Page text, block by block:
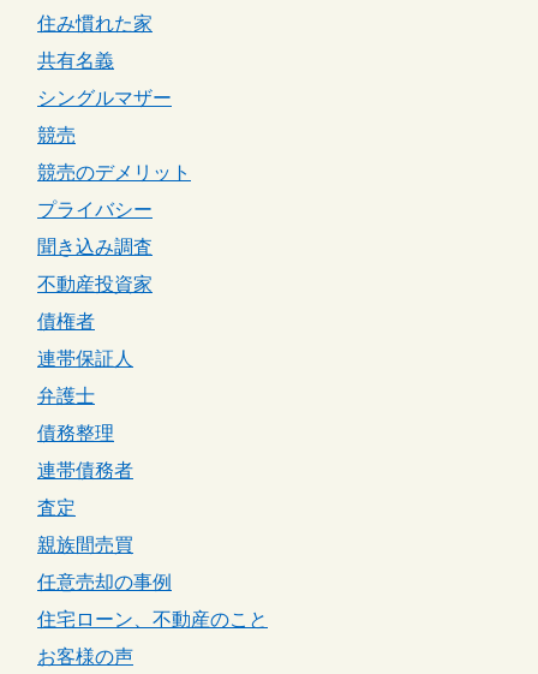
住み慣れた家
共有名義
シングルマザー
競売
競売のデメリット
プライバシー
聞き込み調査
不動産投資家
債権者
連帯保証人
弁護士
債務整理
連帯債務者
査定
親族間売買
任意売却の事例
住宅ローン、不動産のこと
お客様の声